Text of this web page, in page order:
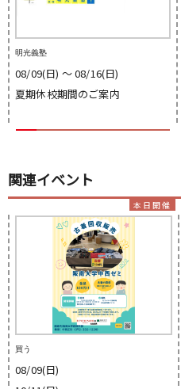
明光義塾
08/09(日) 〜 08/16(日)
夏期休校期間のご案内
関連イベント
買う
08/09(日)